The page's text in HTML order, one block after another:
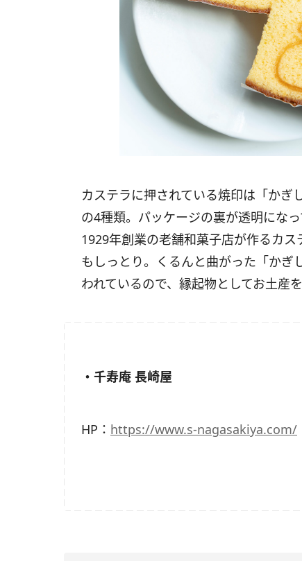
カステラに押されている焼印は「かぎ
の4種類。 パッケージの裏が透明になっ
1929年創業の老舗和菓子店が作るカス
もしっとり。くるんと曲がった「かぎ
われているので、 縁起物としてお土産
・千寿庵 長崎屋
HP： https://www.s-nagasakiya.com/